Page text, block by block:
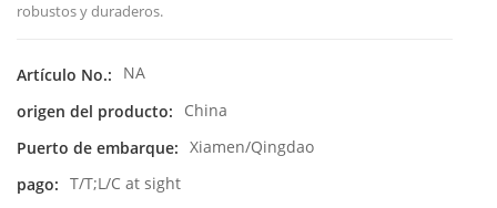
robustos y duraderos.
Artículo No.:
NA
origen del producto:
China
Puerto de embarque: Xiamen/Qingdao
pago: T/T;L/C at sight